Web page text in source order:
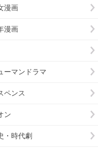
漫画
漫画
ーマンドラマ
ペンス
ン
・時代劇